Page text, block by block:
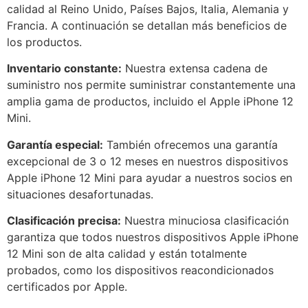
calidad al Reino Unido, Países Bajos, Italia, Alemania y
Francia. A continuación se detallan más beneficios de
los productos.
Inventario constante: Nuestra extensa cadena de
suministro nos permite suministrar constantemente una
amplia gama de productos, incluido el Apple iPhone 12
Mini.
Garantía especial: También ofrecemos una garantía
excepcional de 3 o 12 meses en nuestros dispositivos
Apple iPhone 12 Mini para ayudar a nuestros socios en
situaciones desafortunadas.
Clasificación precisa: Nuestra minuciosa clasificación
garantiza que todos nuestros dispositivos Apple iPhone
12 Mini son de alta calidad y están totalmente
probados, como los dispositivos reacondicionados
certificados por Apple.